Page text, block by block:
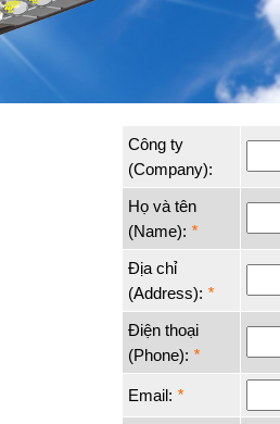
Công ty
(Company):
Họ và tên
(Name): *
Địa chỉ
(Address): *
Điện thoại
(Phone): *
Email: *